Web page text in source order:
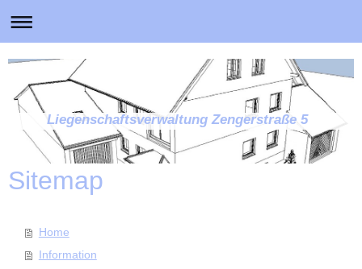
Liegenschaftsverwaltung Zengerstraße 5
Sitemap
Home
Information